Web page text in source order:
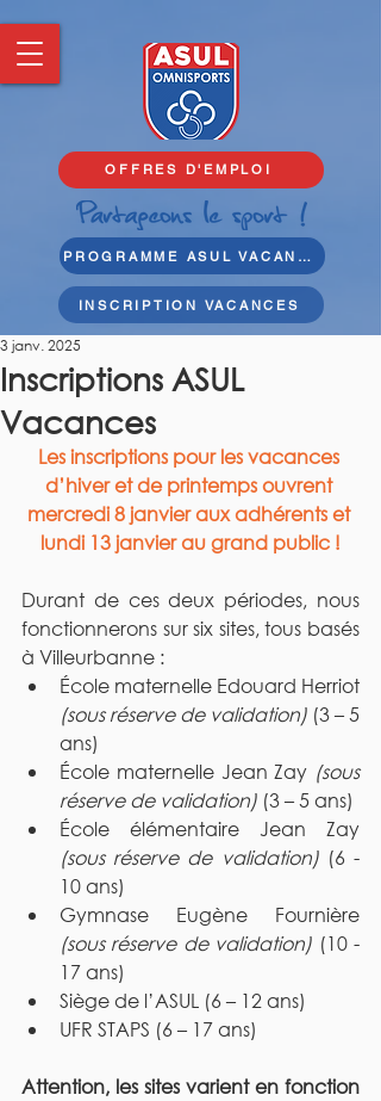
PROGRAMME ASUL VACANCES
OFFRES D'EMPLOI
INSCRIPTION VACANCES
Inscriptions ASUL
Vacances
3 janv. 2025
Les inscriptions pour les vacances
d’hiver et de printemps ouvrent
mercredi 8 janvier aux adhérents et
lundi 13 janvier au grand public !
Durant de ces deux périodes, nous
fonctionnerons sur six sites, tous basés
à Villeurbanne :
(sous réserve de validation) (3 – 5
ans)
École maternelle Jean Zay (sous
réserve de validation) (3 – 5 ans)
(sous réserve de validation) (6 -
10 ans)
(sous réserve de validation) (10 -
17 ans)
Siège de l’ASUL (6 – 12 ans)
UFR STAPS (6 – 17 ans)
Attention, les sites varient en fonction